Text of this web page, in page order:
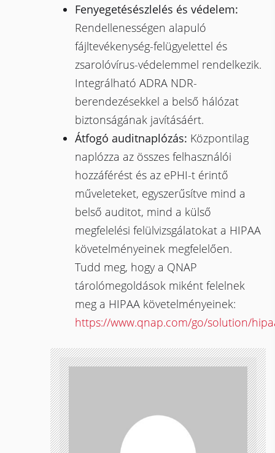
Fenyegetésészlelés és védelem:
Rendellenességen alapuló
fájltevékenység-felügyelettel és
zsarolóvírus-védelemmel rendelkezik.
Integrálható ADRA NDR-
berendezésekkel a belső hálózat
biztonságának javításáért.
Átfogó auditnaplózás: Központilag
naplózza az összes felhasználói
hozzáférést és az ePHI-t érintő
műveleteket, egyszerűsítve mind a
belső auditot, mind a külső
megfelelési felülvizsgálatokat a HIPAA
követelményeinek megfelelően.
Tudd meg, hogy a QNAP
tárolómegoldások miként felelnek
meg a HIPAA követelményeinek:
https://www.qnap.com/go/solution/